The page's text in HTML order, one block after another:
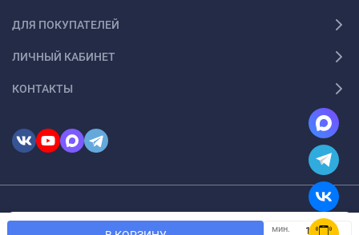
мин.
ДЛЯ ПОКУПАТЕЛЕЙ
ЛИЧНЫЙ КАБИНЕТ
КОНТАКТЫ
Мы используем файлы cookie, чтобы сайт был лучше для